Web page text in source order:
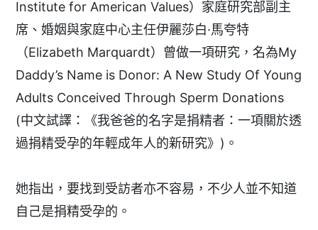
Institute for American Values）家庭研究部副主
席、婚姻與家庭中心主任伊麗莎白·馬夸特
（Elizabeth Marquardt）曾做一項研究，名為My
Daddy’s Name is Donor: A New Study Of Young
Adults Conceived Through Sperm Donations
(中文試譯：《我爸爸的名字是捐精者：一項關於透
過捐精受孕的年輕成年人的新研究》)。
她指出，要找到受訪者亦不容易，不少人並不知道
自己是捐精受孕的。